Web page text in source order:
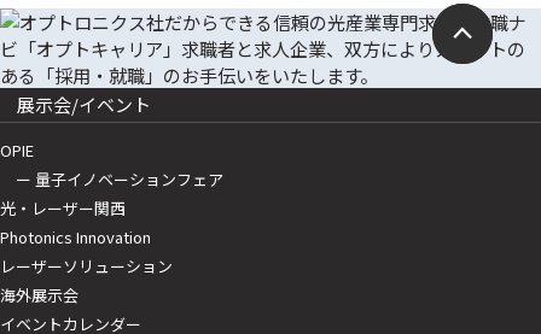
展示会/イベント
OPIE
ー 量子イノベーションフェア
光・レーザー関西
Photonics Innovation
レーザーソリューション
海外展示会
イベントカレンダー